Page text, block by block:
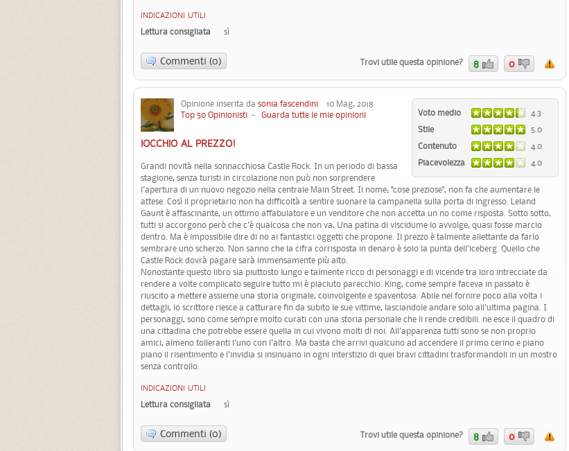
INDICAZIONI UTILI
Lettura consigliata sì
Commenti (0) Trovi utile questa opinione? 8 0
Voto medio
4.3
Stile
5.0
Contenuto
4.0
Piacevolezza
4.0
Opinione inserita da sonia fascendini 10 Mag, 2018
Top 50 Opinionisti - Guarda tutte le mie opinioni
IOCCHIO AL PREZZO!
Grandi novità nella sonnacchiosa Castle Rock. In un periodo di bassa
stagione, senza turisti in circolazione non può non sorprendere
l'apertura di un nuovo negozio nella centrale Main Street. Il nome; "cose preziose", non fa che aumentare le
attese. Così il proprietario non ha difficoltà a sentire suonare la campanella sulla porta di ingresso. Leland
Gaunt è affascinante, un ottimo affabulatore e un venditore che non accetta un no come risposta. Sotto sotto,
tutti si accorgono però che c'è qualcosa che non va, Una patina di viscidume lo avvolge, quasi fosse marcio
dentro. Ma è impossibile dire di no ai fantastici oggetti che propone. Il prezzo è talmente allettante da farlo
sembrare uno scherzo. Non sanno che la cifra corrisposta in denaro è solo la punta dell'iceberg. Quello che
Castle Rock dovrà pagare sarà immensamente più alto.
Nonostante questo libro sia piuttosto lungo e talmente ricco di personaggi e di vicende tra loro intrecciate da
rendere a volte complicato seguire tutto mi è piaciuto parecchio. King, come sempre faceva in passato è
riuscito a mettere assieme una storia originale, coinvolgente e spaventosa. Abile nel fornire poco alla volta i
dettagli, lo scrittore riesce a catturare fin da subito le sue vittime, lasciandole andare solo all'ultima pagina. I
personaggi, sono come sempre molto curati con una storia personale che li rende credibili. ne esce il quadro di
una cittadina che potrebbe essere quella in cui vivono molti di noi. All'apparenza tutti sono se non proprio
amici, almeno tolleranti l'uno con l'altro. Ma basta che arrivi qualcuno ad accendere il primo cerino e piano
piano il risentimento e l'invidia si insinuano in ogni interstizio di quei bravi cittadini trasformandoli in un mostro
senza controllo.
INDICAZIONI UTILI
Lettura consigliata sì
Commenti (0) Trovi utile questa opinione? 8 0